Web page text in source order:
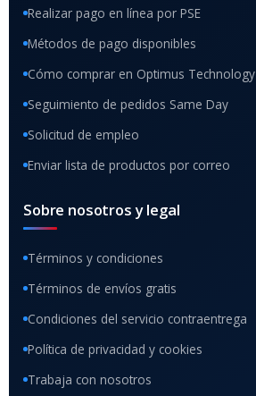
Realizar pago en línea por PSE
Métodos de pago disponibles
Cómo comprar en Optimus Technology
Seguimiento de pedidos Same Day
Solicitud de empleo
Enviar lista de productos por correo
Sobre nosotros y legal
Términos y condiciones
Términos de envíos gratis
Condiciones del servicio contraentrega
Política de privacidad y cookies
Trabaja con nosotros